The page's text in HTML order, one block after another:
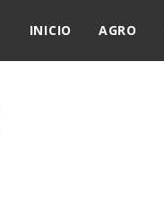
INICIO AGRO